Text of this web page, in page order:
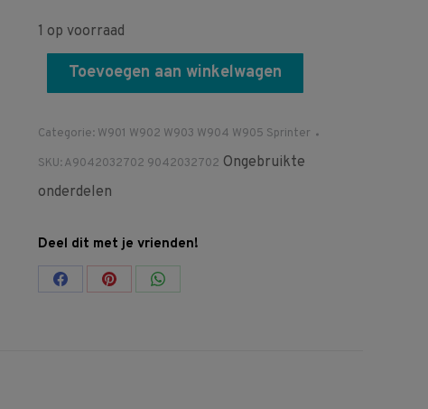
1 op voorraad
Toevoegen aan winkelwagen
Categorie: W901 W902 W903 W904 W905 Sprinter
SKU:A9042032702 9042032702 Ongebruikte
onderdelen
Deel dit met je vrienden!
Share Share Share